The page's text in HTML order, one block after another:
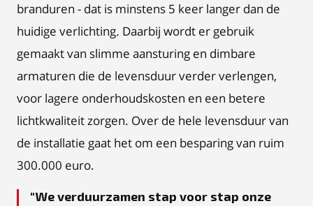
branduren - dat is minstens 5 keer langer dan de
huidige verlichting. Daarbij wordt er gebruik
gemaakt van slimme aansturing en dimbare
armaturen die de levensduur verder verlengen,
voor lagere onderhoudskosten en een betere
lichtkwaliteit zorgen. Over de hele levensduur van
de installatie gaat het om een besparing van ruim
300.000 euro.
We verduurzamen stap voor stap onze